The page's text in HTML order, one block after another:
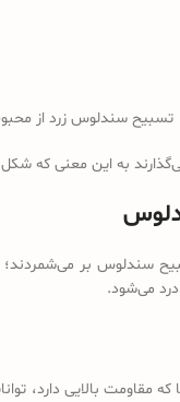
تسبیح سندلوس زرد از
به این معنی که
سندلوس بر
می‌شود.
مقاومت بالایی دارد،